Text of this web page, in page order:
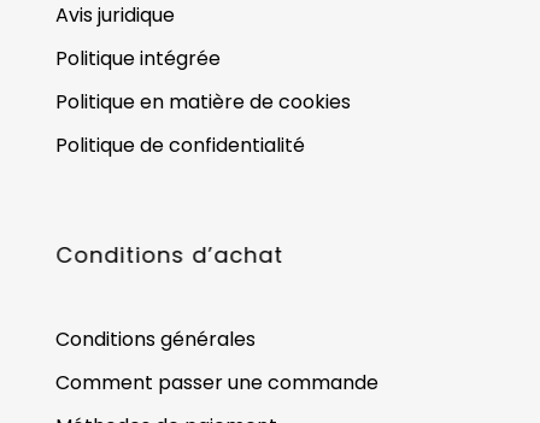
Avis juridique
Politique intégrée
Politique en matière de cookies
Politique de confidentialité
Conditions d’achat
Conditions générales
Comment passer une commande